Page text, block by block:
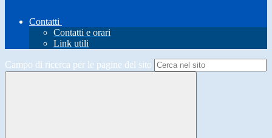
Contatti
Contatti e orari
Link utili
Campo di ricerca per le pagine del sito